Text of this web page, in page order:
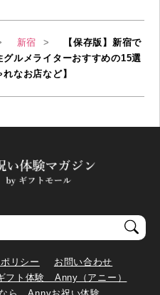
新宿
【保存版】新宿で
ルメライターおすすめの15選
なお店など】
リシー
お問い合わせ
フト体験 Anny（アニー）